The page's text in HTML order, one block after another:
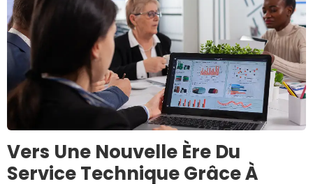
Vers Une Nouvelle Ère Du
Service Technique Grâce À